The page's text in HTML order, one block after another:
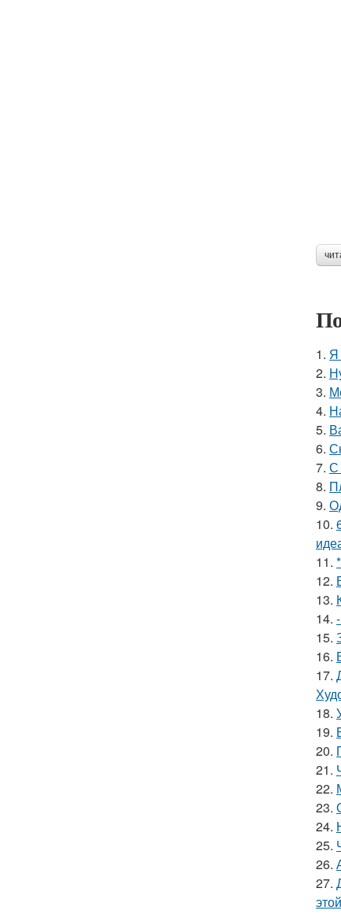
1. Я
2.
3.
4.
5.
6.
7. С
8.
9.
10.
11.
12.
13.
14.
15.
16.
17.
18.
19.
20.
21.
22.
23.
24.
25.
26.
27.